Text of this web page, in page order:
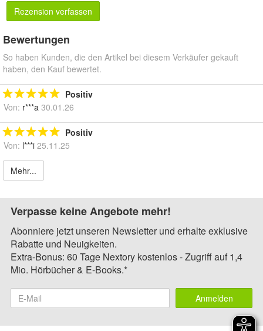
Rezension verfassen
Bewertungen
So haben Kunden, die den Artikel bei diesem Verkäufer gekauft
haben, den Kauf bewertet.
Positiv
Von: r***a 30.01.26
Positiv
Von: l***i 25.11.25
Mehr...
Verpasse keine Angebote mehr!
Abonniere jetzt unseren Newsletter und erhalte exklusive
Rabatte und Neuigkeiten.
Extra-Bonus: 60 Tage Nextory kostenlos - Zugriff auf 1,4
Mio. Hörbücher & E-Books.*
Anmelden